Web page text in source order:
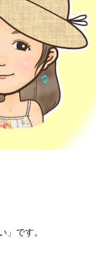
」です。